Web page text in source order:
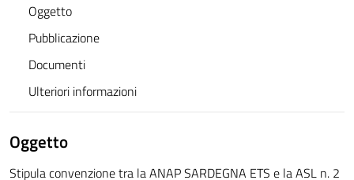
Oggetto
Pubblicazione
Documenti
Ulteriori informazioni
Oggetto
Stipula convenzione tra la ANAP SARDEGNA ETS e la ASL n. 2